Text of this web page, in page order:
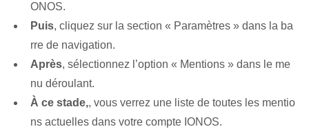
ONOS.
Puis, cliquez sur la section « Paramètres » dans la ba
rre de navigation.
Après, sélectionnez l’option « Mentions » dans le me
nu déroulant.
À ce stade,, vous verrez une liste de toutes les mentio
ns actuelles dans votre compte IONOS.